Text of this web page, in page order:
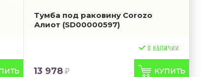
Тумба под раковину Corozo
Алиот (SD00000597)
13 978